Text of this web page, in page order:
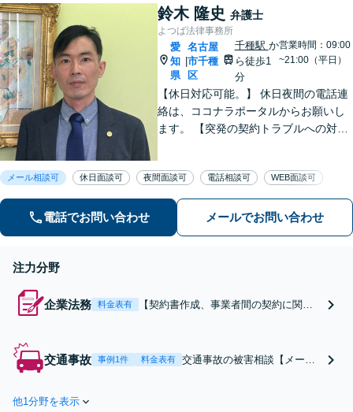
間相談可】
鈴木 隆史 弁護士
よつば法律事務所
愛
知
県
名古屋
市千種
区
千種駅 か
ら徒歩1
分
営業時間：09:00
~21:00（平日）
【休日対応可能。】 休日夜間の電話連
絡は、ココナラポータルからお願いし
ます。 【突発の契約トラブルへの対応
籍」トラブル等に対し状況に応じて適
切に問題解決を図ります。
メール相談可 休日面談可 夜間面談可 電話相談可 WEB面談可
電話でお問い合わせ メールでお問い合わせ
注力分野
企業法務 料金表有
【契約書作成、事業者間の契約に関連
ム対応】政令指定都市で10年間クレー
ムの多い部署に在籍した弁護士が、対
交通事故 事例1件 料金表有
交通事故の被害相談【メール
他1分野を表示